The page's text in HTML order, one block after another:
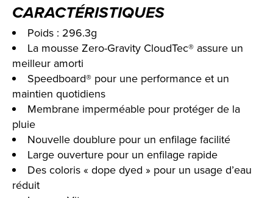
CARACTÉRISTIQUES
Poids : 296.3g
La mousse Zero-Gravity CloudTec® assure un
meilleur amorti
Speedboard® pour une performance et un
maintien quotidiens
Membrane imperméable pour protéger de la
pluie
Nouvelle doublure pour un enfilage facilité
Large ouverture pour un enfilage rapide
Des coloris « dope dyed » pour un usage d’eau
réduit